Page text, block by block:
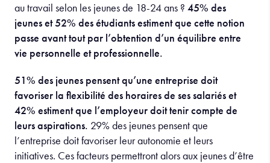
au travail selon les jeunes de 18-24 ans ? 45% des
jeunes et 52% des étudiants estiment que cette notion
passe avant tout par l’obtention d’un équilibre entre
vie personnelle et professionnelle.
51% des jeunes pensent qu’une entreprise doit
favoriser la flexibilité des horaires de ses salariés et
42% estiment que l’employeur doit tenir compte de
leurs aspirations. 29% des jeunes pensent que
l’entreprise doit favoriser leur autonomie et leurs
initiatives. Ces facteurs permettront alors aux jeunes d’être